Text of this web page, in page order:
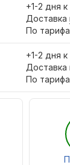
+1-2 дня
Доставка
По
+1-2 дня
Доставка
По